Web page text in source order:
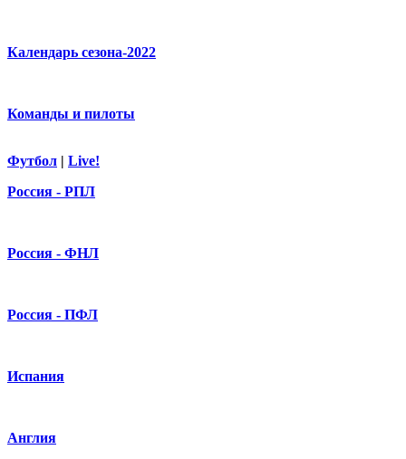
Календарь сезона-2022
Команды и пилоты
Футбол | Live!
Россия - РПЛ
Россия - ФНЛ
Россия - ПФЛ
Испания
Англия